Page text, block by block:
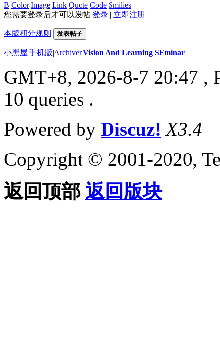
B Color Image Link Quote Code Smilies
您需要登录后才可以发帖 登录 | 立即注册
本版积分规则 发表帖子
小黑屋|手机版|Archiver|Vision And Learning SEminar
GMT+8, 2026-8-7 20:47 ,
10 queries .
Powered by Discuz! X3.4
Copyright © 2001-2020,
返回顶部 返回版块